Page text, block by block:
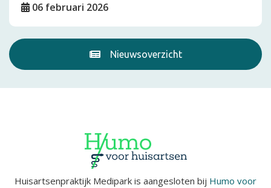
06 februari 2026
Nieuwsoverzicht
Huisartsenpraktijk Medipark is aangesloten bij Humo voor